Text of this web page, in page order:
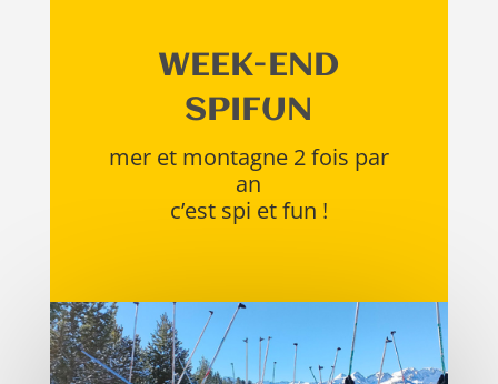
WEEK-END
SPIFUN
mer et montagne 2 fois par
an
c’est spi et fun !